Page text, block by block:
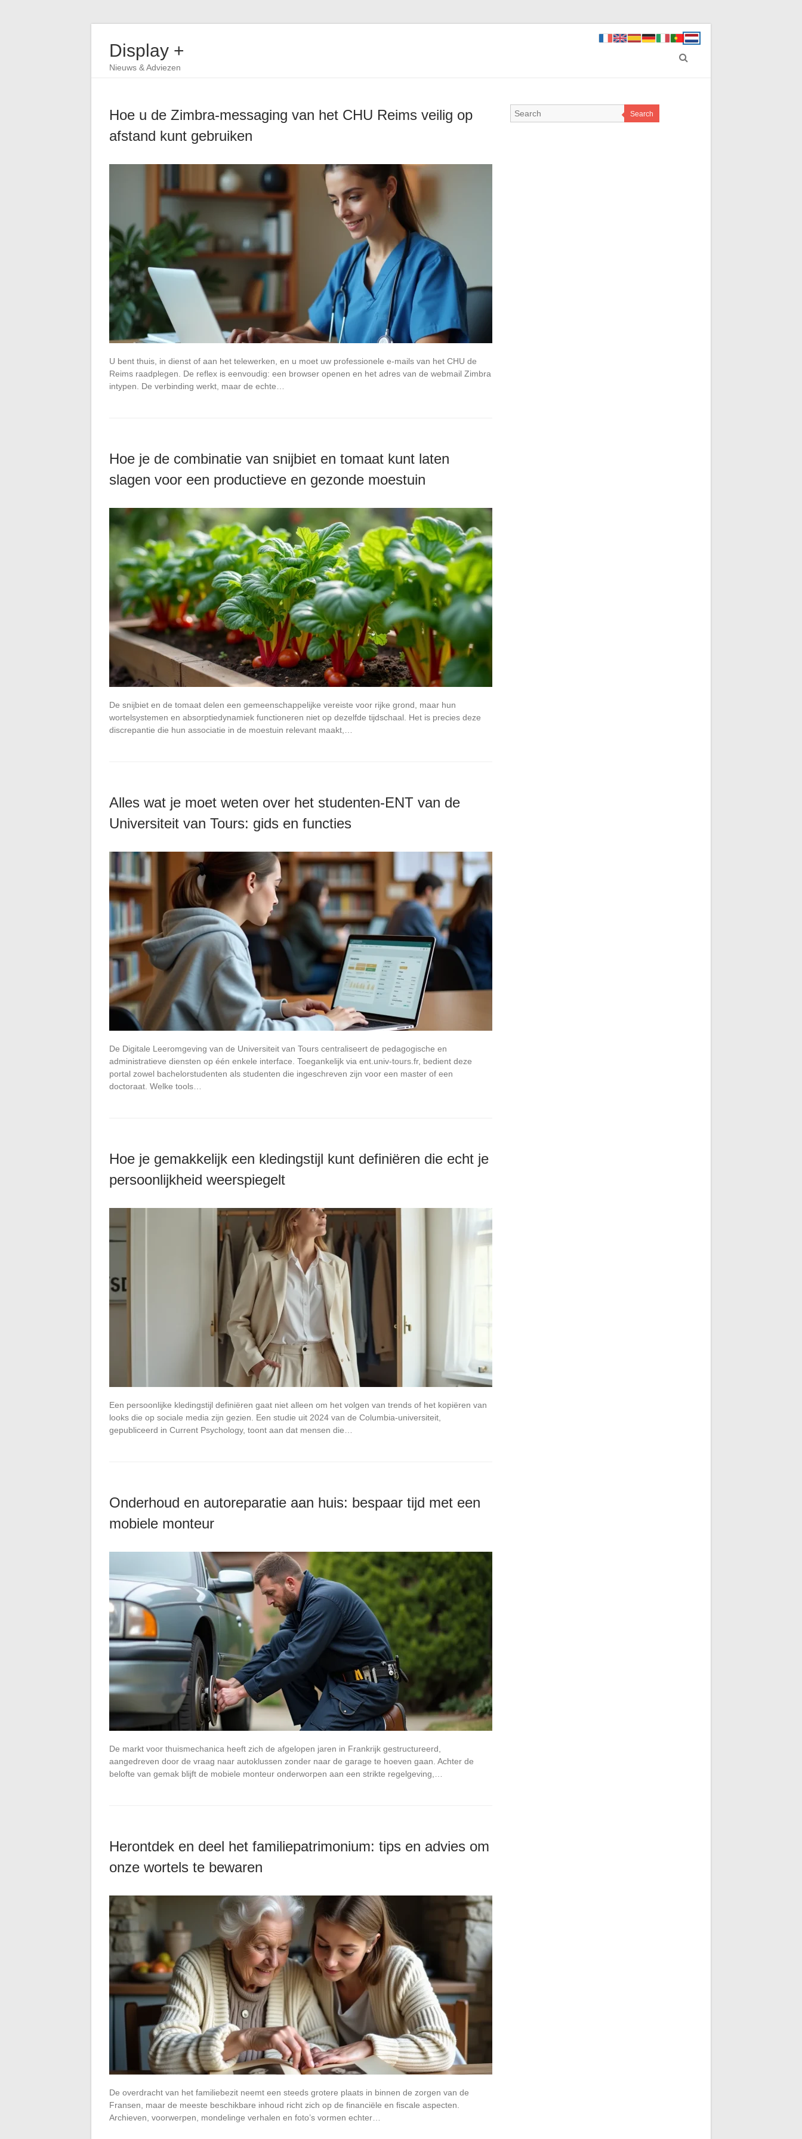
Display +
Nieuws & Adviezen
Hoe u de Zimbra-messaging van het CHU Reims veilig op
afstand kunt gebruiken
U bent thuis, in dienst of aan het telewerken, en u moet uw professionele e-mails van het CHU de
Reims raadplegen. De reflex is eenvoudig: een browser openen en het adres van de webmail Zimbra
intypen. De verbinding werkt, maar de echte…
Hoe je de combinatie van snijbiet en tomaat kunt laten
slagen voor een productieve en gezonde moestuin
De snijbiet en de tomaat delen een gemeenschappelijke vereiste voor rijke grond, maar hun
wortelsystemen en absorptiedynamiek functioneren niet op dezelfde tijdschaal. Het is precies deze
discrepantie die hun associatie in de moestuin relevant maakt,…
Alles wat je moet weten over het studenten-ENT van de
Universiteit van Tours: gids en functies
De Digitale Leeromgeving van de Universiteit van Tours centraliseert de pedagogische en
administratieve diensten op één enkele interface. Toegankelijk via ent.univ-tours.fr, bedient deze
portal zowel bachelorstudenten als studenten die ingeschreven zijn voor een master of een
doctoraat. Welke tools…
Hoe je gemakkelijk een kledingstijl kunt definiëren die echt je
persoonlijkheid weerspiegelt
Een persoonlijke kledingstijl definiëren gaat niet alleen om het volgen van trends of het kopiëren van
looks die op sociale media zijn gezien. Een studie uit 2024 van de Columbia-universiteit,
gepubliceerd in Current Psychology, toont aan dat mensen die…
Onderhoud en autoreparatie aan huis: bespaar tijd met een
mobiele monteur
De markt voor thuismechanica heeft zich de afgelopen jaren in Frankrijk gestructureerd,
aangedreven door de vraag naar autoklussen zonder naar de garage te hoeven gaan. Achter de
belofte van gemak blijft de mobiele monteur onderworpen aan een strikte regelgeving,…
Herontdek en deel het familiepatrimonium: tips en advies om
onze wortels te bewaren
De overdracht van het familiebezit neemt een steeds grotere plaats in binnen de zorgen van de
Fransen, maar de meeste beschikbare inhoud richt zich op de financiële en fiscale aspecten.
Archieven, voorwerpen, mondelinge verhalen en foto’s vormen echter…
Search